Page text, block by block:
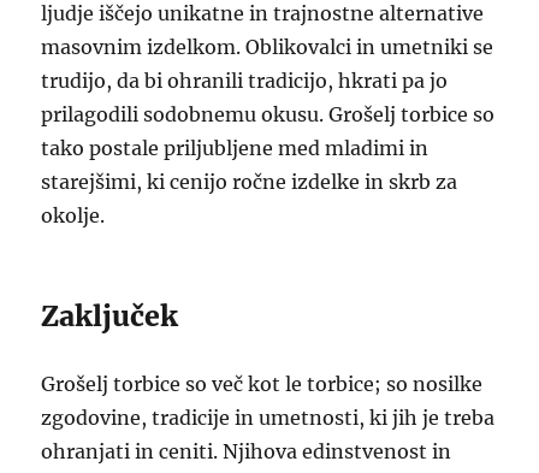
ljudje iščejo unikatne in trajnostne alternative
masovnim izdelkom. Oblikovalci in umetniki se
trudijo, da bi ohranili tradicijo, hkrati pa jo
prilagodili sodobnemu okusu. Grošelj torbice so
tako postale priljubljene med mladimi in
starejšimi, ki cenijo ročne izdelke in skrb za
okolje.
Zaključek
Grošelj torbice so več kot le torbice; so nosilke
zgodovine, tradicije in umetnosti, ki jih je treba
ohranjati in ceniti. Njihova edinstvenost in